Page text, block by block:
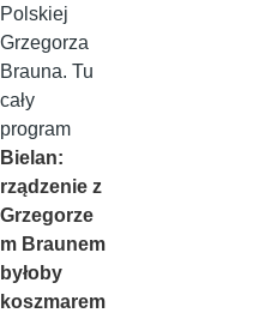
Polskiej
Grzegorza
Brauna. Tu
cały
program
Bielan:
rządzenie z
Grzegorze
m Braunem
byłoby
koszmarem